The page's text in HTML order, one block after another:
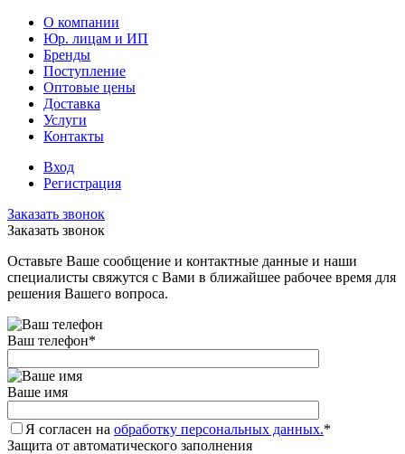
О компании
Юр. лицам и ИП
Бренды
Поступление
Оптовые цены
Доставка
Услуги
Контакты
Вход
Регистрация
Заказать звонок
Заказать звонок
Оставьте Ваше сообщение и контактные данные и наши
специалисты свяжутся с Вами в ближайшее рабочее время для
решения Вашего вопроса.
Ваш телефон*
Ваше имя
Я согласен на обработку персональных данных.*
Защита от автоматического заполнения